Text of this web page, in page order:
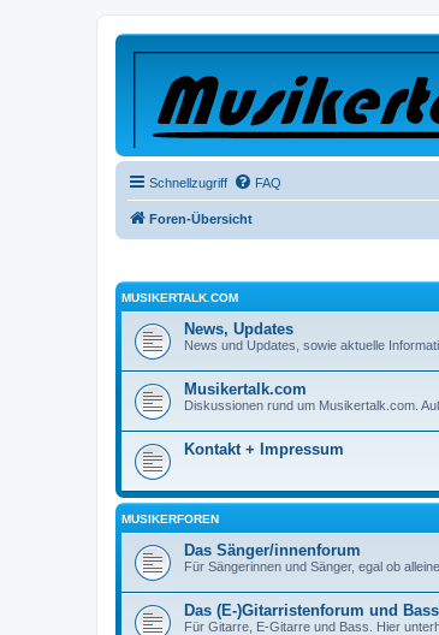
Schnellzugriff FAQ
Foren-Übersicht
MUSIKERTALK.COM
News, Updates
News und Updates, sowie aktuelle
Musikertalk.com
Diskussionen rund um Musikertalk.com.
Kontakt + Impressum
MUSIKERFOREN
Das Sänger/innenforum
Für Sängerinnen und Sänger, egal ob
Das (E-)Gitarristenforum und
Für Gitarre, E-Gitarre und Bass. Hier